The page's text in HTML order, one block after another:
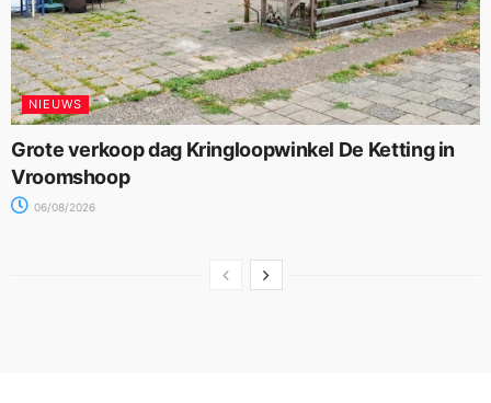
NIEUWS
Grote verkoop dag Kringloopwinkel De Ketting in
Vroomshoop
06/08/2026